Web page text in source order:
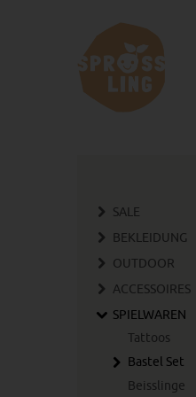
SALE
BEKLEIDUNG
OUTDOOR
ACCESSOIRES
SPIELWAREN
Tattoos
Bastel Set
Beisslinge